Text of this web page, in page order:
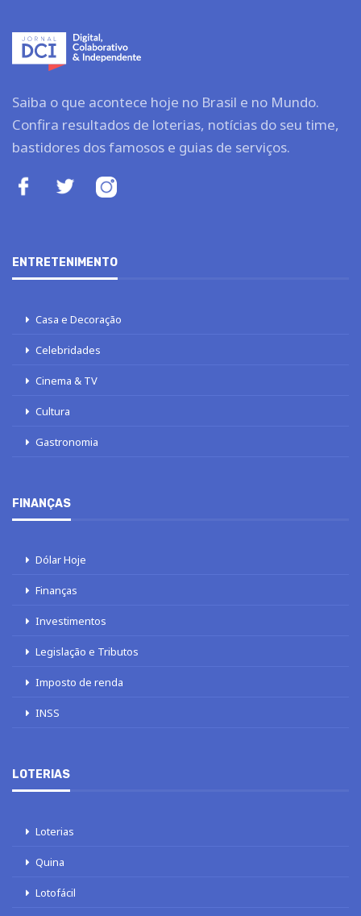
Saiba o que acontece hoje no Brasil e no Mundo.
Confira resultados de loterias, notícias do seu time,
bastidores dos famosos e guias de serviços.
ENTRETENIMENTO
Casa e Decoração
Celebridades
Cinema & TV
Cultura
Gastronomia
FINANÇAS
Dólar Hoje
Finanças
Investimentos
Legislação e Tributos
Imposto de renda
INSS
LOTERIAS
Loterias
Quina
Lotofácil